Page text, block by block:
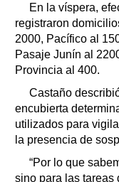
En la víspera,
registraron
2000, Pacífico al
Pasaje Junín al
Provincia al 400.
Castaño
encubierta
utilizados para
la presencia de
“Por lo que
sino para las tareas